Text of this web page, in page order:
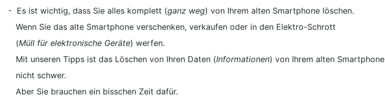
- Es ist wichtig, dass Sie alles komplett (ganz weg) von Ihrem alten Smartphone löschen.
Wenn Sie das alte Smartphone verschenken, verkaufen oder in den Elektro-Schrott
(Müll für elektronische Geräte) werfen.
Mit unseren Tipps ist das Löschen von Ihren Daten (Informationen) von Ihrem alten Smartphone
nicht schwer.
Aber Sie brauchen ein bisschen Zeit dafür.